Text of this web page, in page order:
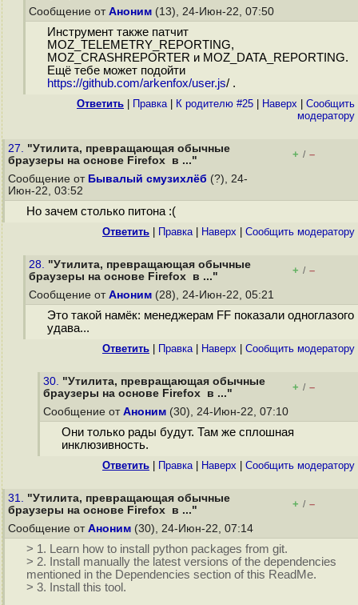
Сообщение от Аноним (13), 24-Июн-22, 07:50
Инструмент также патчит
MOZ_TELEMETRY_REPORTING,
MOZ_CRASHREPORTER и MOZ_DATA_REPORTING.
Ещё тебе может подойти
https://github.com/arkenfox/user.js/ .
Ответить Правка| К родителю #25 Наверх
Cообщить
модератору
27. "Утилита, превращающая обычные
браузеры на основе Firefox в ..."
+ / –
Сообщение от Бывалый смузихлёб (?), 24-
Июн-22, 03:52
Но зачем столько питона :(
Ответить Правка| Наверх Cообщить модератору
28. "Утилита, превращающая обычные
браузеры на основе Firefox в ..."
+ / –
Сообщение от Аноним (28), 24-Июн-22, 05:21
Это такой намёк: менеджерам FF показали одноглазого
удава...
Ответить Правка| Наверх Cообщить модератору
30. "Утилита, превращающая обычные
браузеры на основе Firefox в ..."
+ / –
Сообщение от Аноним (30), 24-Июн-22, 07:10
Они только рады будут. Там же сплошная
инклюзивность.
Ответить Правка| Наверх Cообщить модератору
31. "Утилита, превращающая обычные
браузеры на основе Firefox в ..."
+ / –
Сообщение от Аноним (30), 24-Июн-22, 07:14
> 1. Learn how to install python packages from git.
> 2. Install manually the latest versions of the dependencies
mentioned in the Dependencies section of this ReadMe.
> 3. Install this tool.